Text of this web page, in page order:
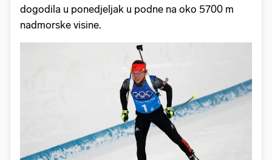
dogodila u ponedjeljak u podne na oko 5700 m
nadmorske visine.